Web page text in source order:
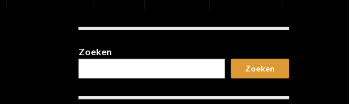
Zoeken
Zoeken